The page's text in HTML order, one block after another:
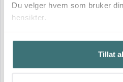
Du velger hvem som bruker
hensikter.
Hvis du gir oss lov, vil vi også
Innhente informasjon om
beliggenheten din, som
Tillat
Iittala
Valkea lyslykt 60 mm